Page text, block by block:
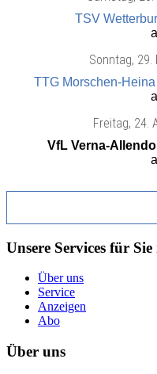
TSV
Sonntag, 29.
TTG Morschen-Heina
Freitag, 24.
VfL Verna-
Unsere Services für
Über uns
Service
Anzeigen
Abo
Über uns